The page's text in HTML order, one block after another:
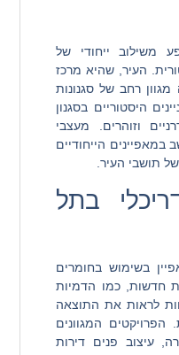
משילוב ייחודי של
העיר, שהיא מרכז
רחב של סגנונות
היסטוריים בסגנון
וזוהרים. מעצבי
הייחודיים
תושבי העיר.
בתל
בשימוש בחומרים
חדשות, כמו הדמיות
לראות את התוצאה
המגוונים
עיצוב פנים דירות